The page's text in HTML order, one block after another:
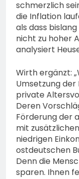
schmerzlich
die Inflation
als dass
nicht zu hoher
analysiert
Wirth ergänzt:
Umsetzung der
private
Deren
Förderung der
mit
niedrigen
ostdeutschen
Denn die
sparen. Ihnen